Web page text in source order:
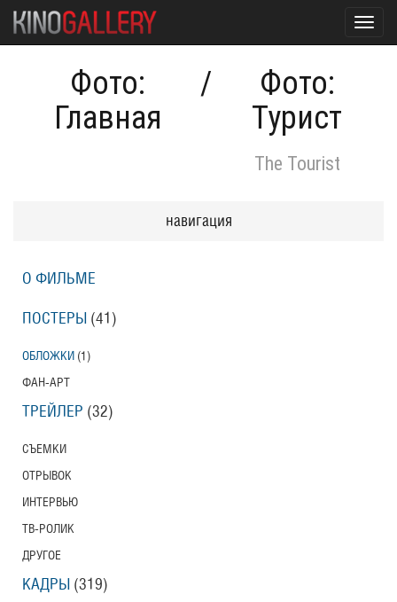
Фото:
Главная
/
Фото:
Турист
The Tourist
навигация
О ФИЛЬМЕ
ПОСТЕРЫ (41)
ОБЛОЖКИ (1)
ФАН-АРТ
ТРЕЙЛЕР (32)
СЪЕМКИ
ОТРЫВОК
ИНТЕРВЬЮ
ТВ-РОЛИК
ДРУГОЕ
КАДРЫ (319)